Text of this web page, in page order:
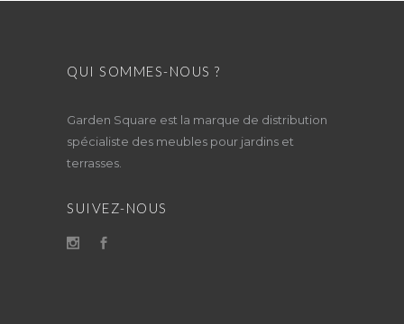
QUI SOMMES-NOUS ?
Garden Square est la marque de distribution
spécialiste des meubles pour jardins et
terrasses.
SUIVEZ-NOUS